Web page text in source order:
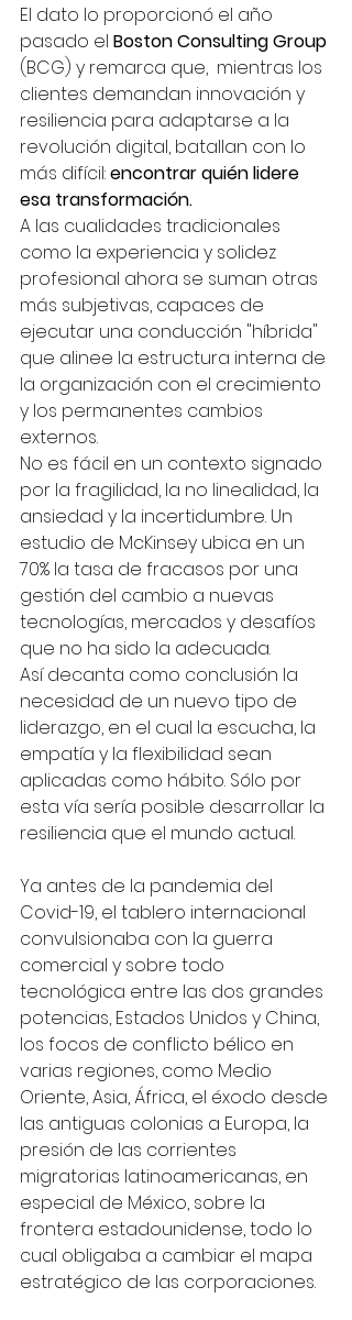
El dato lo proporcionó el año
pasado el Boston Consulting Group
(BCG) y remarca que,  mientras los
clientes demandan innovación y
resiliencia para adaptarse a la
revolución digital, batallan con lo
más difícil: encontrar quién lidere
esa transformación.
A las cualidades tradicionales
como la experiencia y solidez
profesional ahora se suman otras
más subjetivas, capaces de
ejecutar una conducción "híbrida"
que alinee la estructura interna de
la organización con el crecimiento
y los permanentes cambios
externos.
No es fácil en un contexto signado
por la fragilidad, la no linealidad, la
ansiedad y la incertidumbre. Un
estudio de McKinsey ubica en un
70% la tasa de fracasos por una
gestión del cambio a nuevas
tecnologías, mercados y desafíos
que no ha sido la adecuada.
Así decanta como conclusión la
necesidad de un nuevo tipo de
liderazgo, en el cual la escucha, la
empatía y la flexibilidad sean
aplicadas como hábito. Sólo por
esta vía sería posible desarrollar la
resiliencia que el mundo actual.
Ya antes de la pandemia del
Covid-19, el tablero internacional
convulsionaba con la guerra
comercial y sobre todo
tecnológica entre las dos grandes
potencias, Estados Unidos y China,
los focos de conflicto bélico en
varias regiones, como Medio
Oriente, Asia, África, el éxodo desde
las antiguas colonias a Europa, la
presión de las corrientes
migratorias latinoamericanas, en
especial de México, sobre la
frontera estadounidense, todo lo
cual obligaba a cambiar el mapa
estratégico de las corporaciones.